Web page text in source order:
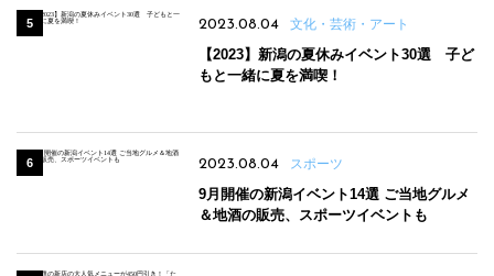
2023.08.04 文化・芸術・アート
【2023】新潟の夏休みイベント30選 子ど
もと一緒に夏を満喫！
2023.08.04 スポーツ
9月開催の新潟イベント14選 ご当地グルメ
＆地酒の販売、スポーツイベントも